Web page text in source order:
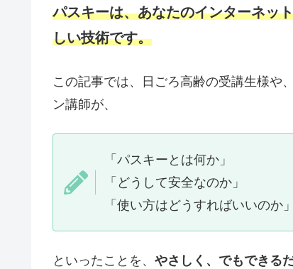
パスキーは、あなたのインターネッ
しい技術です。
この記事では、日ごろ高齢の受講生様や
ン講師が、
「パスキーとは何か」
「どうして安全なのか」
「使い方はどうすればいいのか」
といったことを、 やさしく、でもできる